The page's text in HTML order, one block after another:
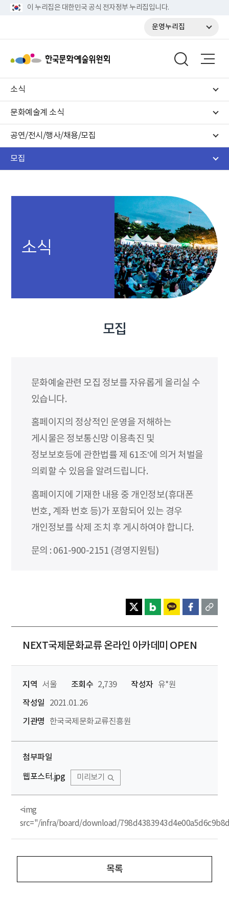
이 누리집은 대한민국 공식 전자정부 누리집입니다.
운영누리집
소식
문화예술계 소식
공연/전시/행사/채용/모집
모집
소식
모집
문화예술관련 모집 정보를 자유롭게 올리실 수
있습니다.
홈페이지의 정상적인 운영을 저해하는
게시물은 정보통신망 이용촉진 및
정보보호등에 관한법률 제 61조’에 의거 처벌을
의뢰할 수 있음을 알려드립니다.
홈페이지에 기재한 내용 중 개인정보(휴대폰
번호, 계좌 번호 등)가 포함되어 있는 경우
개인정보를 삭제 조치 후 게시하여야 합니다.
문의 : 061-900-2151 (경영지원팀)
NEXT국제문화교류 온라인 아카데미 OPEN
지역 서울 조회수 2,739 작성자 유*원
작성일
2021.01.26
기관명
한국국제문화교류진흥원
첨부파일
웹포스터.jpg 미리보기
<img
src="/infra/board/download/
목록